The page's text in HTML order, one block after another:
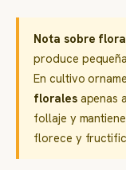
Nota sobre
produce
En cultivo
floralesapenas
follaje y
florece y